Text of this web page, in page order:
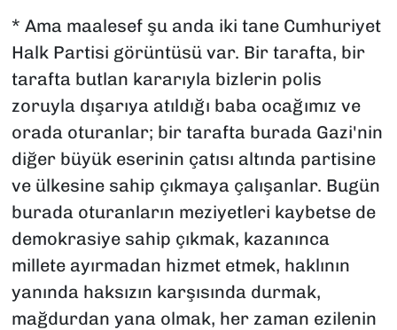
* Ama maalesef şu anda iki tane Cumhuriyet
Halk Partisi görüntüsü var. Bir tarafta, bir
tarafta butlan kararıyla bizlerin polis
zoruyla dışarıya atıldığı baba ocağımız ve
orada oturanlar; bir tarafta burada Gazi'nin
diğer büyük eserinin çatısı altında partisine
ve ülkesine sahip çıkmaya çalışanlar. Bugün
burada oturanların meziyetleri kaybetse de
demokrasiye sahip çıkmak, kazanınca
millete ayırmadan hizmet etmek, haklının
yanında haksızın karşısında durmak,
mağdurdan yana olmak, her zaman ezilenin